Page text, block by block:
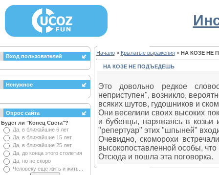
Вход пользователей
Ненужное
Опрос сайта
Будет ли "Конец Света"?
Да, в ближайшие 6 лет
Да, в ближайшие 15 лет
Да, в ближайшие 25 лет
Да, до конца этого столетия
Да, но не скоро
Человеку еще жить и жить...
Начало» Крылатые выражения» НА КОЗЕ НЕ
НА КОЗЕ НЕ ПОДЪЕДЕШЬ
Это довольно редкое
неприступен", возникло,
всяких шутов, гудошников и
Они веселили своих высоких
и бубенцы, наряжаясь в
"репертуар" этих "шпыней"
Очевидно, скоморохи
высокопоставленной особы,
Отсюда и пошла эта поговорка.